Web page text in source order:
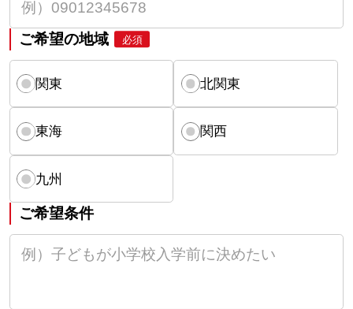
ご希望の地域 必須
関東 北関東
東海 関西
九州
ご希望条件